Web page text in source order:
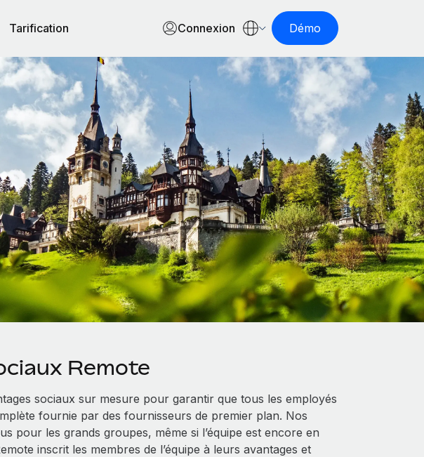
Tarification Connexion Démo
Remote
sociaux sur mesure pour garantir que tous les employés
fournie par des fournisseurs de premier plan. Nos
pour les grands groupes, même si l’équipe est encore en
inscrit les membres de l’équipe à leurs avantages et